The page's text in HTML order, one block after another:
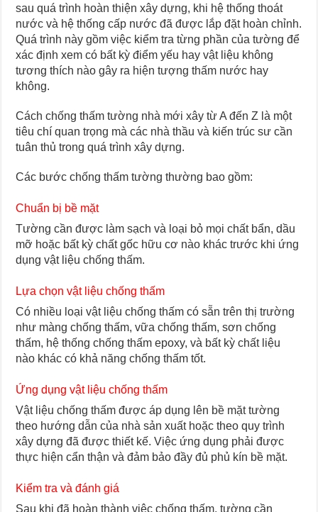
sau quá trình hoàn thiện xây dựng, khi hệ thống thoát
nước và hệ thống cấp nước đã được lắp đặt hoàn chỉnh.
Quá trình này gồm việc kiểm tra từng phần của tường để
xác định xem có bất kỳ điểm yếu hay vật liệu không
tương thích nào gây ra hiện tượng thấm nước hay
không.
Cách chống thấm tường nhà mới xây từ A đến Z là một
tiêu chí quan trọng mà các nhà thầu và kiến trúc sư cần
tuân thủ trong quá trình xây dựng.
Các bước chống thấm tường thường bao gồm:
Chuẩn bị bề mặt
Tường cần được làm sạch và loại bỏ mọi chất bẩn, dầu
mỡ hoặc bất kỳ chất gốc hữu cơ nào khác trước khi ứng
dụng vật liệu chống thấm.
Lựa chọn vật liệu chống thấm
Có nhiều loại vật liệu chống thấm có sẵn trên thị trường
như màng chống thấm, vữa chống thấm, sơn chống
thấm, hệ thống chống thấm epoxy, và bất kỳ chất liệu
nào khác có khả năng chống thấm tốt.
Ứng dụng vật liệu chống thấm
Vật liệu chống thấm được áp dụng lên bề mặt tường
theo hướng dẫn của nhà sản xuất hoặc theo quy trình
xây dựng đã được thiết kế. Việc ứng dụng phải được
thực hiện cẩn thận và đảm bảo đầy đủ phủ kín bề mặt.
Kiểm tra và đánh giá
Sau khi đã hoàn thành việc chống thấm, tường cần